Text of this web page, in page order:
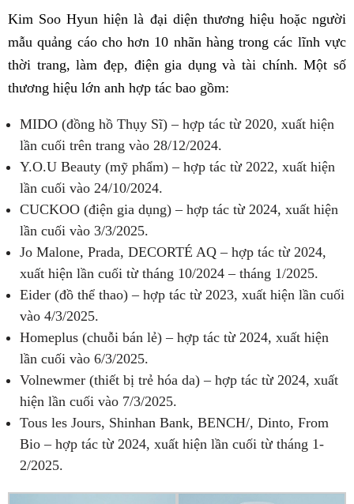
Kim Soo Hyun hiện là đại diện thương hiệu hoặc người
mẫu quảng cáo cho hơn 10 nhãn hàng trong các lĩnh vực
thời trang, làm đẹp, điện gia dụng và tài chính. Một số
thương hiệu lớn anh hợp tác bao gồm:
MIDO (đồng hồ Thụy Sĩ) – hợp tác từ 2020, xuất hiện
lần cuối trên trang vào 28/12/2024.
Y.O.U Beauty (mỹ phẩm) – hợp tác từ 2022, xuất hiện
lần cuối vào 24/10/2024.
CUCKOO (điện gia dụng) – hợp tác từ 2024, xuất hiện
lần cuối vào 3/3/2025.
Jo Malone, Prada, DECORTÉ AQ – hợp tác từ 2024,
xuất hiện lần cuối từ tháng 10/2024 – tháng 1/2025.
Eider (đồ thể thao) – hợp tác từ 2023, xuất hiện lần cuối
vào 4/3/2025.
Homeplus (chuỗi bán lẻ) – hợp tác từ 2024, xuất hiện
lần cuối vào 6/3/2025.
Volnewmer (thiết bị trẻ hóa da) – hợp tác từ 2024, xuất
hiện lần cuối vào 7/3/2025.
Tous les Jours, Shinhan Bank, BENCH/, Dinto, From
Bio – hợp tác từ 2024, xuất hiện lần cuối từ tháng 1-
2/2025.